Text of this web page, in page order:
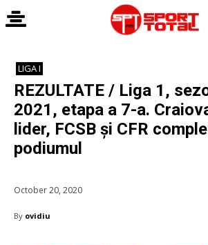
LIGA I
REZULTATE / Liga 1,
2021, etapa a 7-a.
lider, FCSB și CFR
podiumul
October 20, 2020
By ovidiu